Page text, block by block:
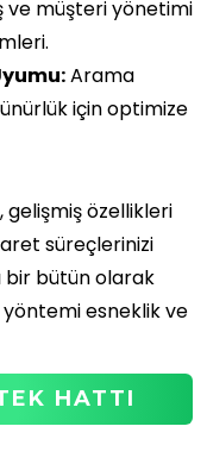
ve müşteri yönetimi
Arama
için optimize
gelişmiş özellikleri
süreçlerinizi
bir bütün olarak
esneklik ve
HATTI